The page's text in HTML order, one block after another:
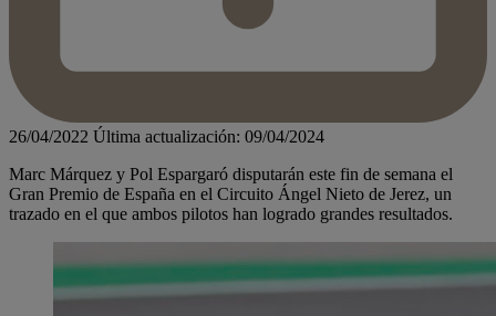
26/04/2022 Última actualización: 09/04/2024
Marc Márquez y Pol Espargaró disputarán este fin de semana el
Gran Premio de España en el Circuito Ángel Nieto de Jerez, un
trazado en el que ambos pilotos han logrado grandes resultados.